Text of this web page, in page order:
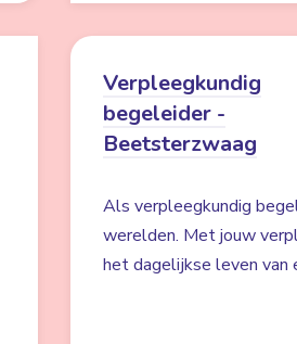
Verpleegkundig
begeleider -
Beetsterzwaag
Als verpleegkundig
werelden. Met jouw
het dagelijkse leven van